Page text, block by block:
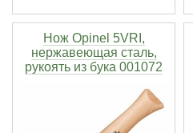
Нож Opinel 5VRI,
нержавеющая сталь,
рукоять из бука 001072